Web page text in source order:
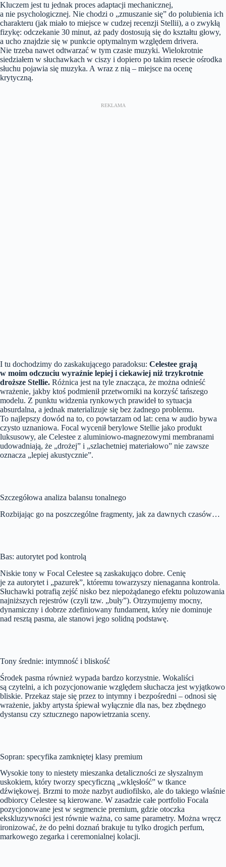
Kluczem jest tu jednak proces adaptacji mechanicznej,
a nie psychologicznej. Nie chodzi o „zmuszanie się” do polubienia ich
charakteru (jak miało to miejsce w cudzej recenzji Stellii), a o zwykłą
fizykę: odczekanie 30 minut, aż pady dostosują się do kształtu głowy,
a ucho znajdzie się w punkcie optymalnym względem drivera.
Nie trzeba nawet odtwarzać w tym czasie muzyki. Wielokrotnie
siedziałem w słuchawkach w ciszy i dopiero po takim resecie ośrodka
słuchu pojawia się muzyka. A wraz z nią – miejsce na ocenę
krytyczną.
I tu dochodzimy do zaskakującego paradoksu: Celestee grają
w moim odczuciu wyraźnie lepiej i ciekawiej niż trzykrotnie
droższe Stellie. Różnica jest na tyle znacząca, że można odnieść
wrażenie, jakby ktoś podmienił przetworniki na korzyść tańszego
modelu. Z punktu widzenia rynkowych prawideł to sytuacja
absurdalna, a jednak materializuje się bez żadnego problemu.
To najlepszy dowód na to, co powtarzam od lat: cena w audio bywa
czysto uznaniowa. Focal wycenił berylowe Stellie jako produkt
luksusowy, ale Celestee z aluminiowo-magnezowymi membranami
udowadniają, że „drożej” i „szlachetniej materiałowo” nie zawsze
oznacza „lepiej akustycznie”.
Szczegółowa analiza balansu tonalnego
Rozbijając go na poszczególne fragmenty, jak za dawnych czasów…
Bas: autorytet pod kontrolą
Niskie tony w Focal Celestee są zaskakująco dobre. Cenię
je za autorytet i „pazurek”, któremu towarzyszy nienaganna kontrola.
Słuchawki potrafią zejść nisko bez niepożądanego efektu poluzowania
najniższych rejestrów (czyli tzw. „buły”). Otrzymujemy mocny,
dynamiczny i dobrze zdefiniowany fundament, który nie dominuje
nad resztą pasma, ale stanowi jego solidną podstawę.
Tony średnie: intymność i bliskość
Środek pasma również wypada bardzo korzystnie. Wokaliści
są czytelni, a ich pozycjonowanie względem słuchacza jest wyjątkowo
bliskie. Przekaz staje się przez to intymny i bezpośredni – odnosi się
wrażenie, jakby artysta śpiewał wyłącznie dla nas, bez zbędnego
dystansu czy sztucznego napowietrzania sceny.
Sopran: specyfika zamkniętej klasy premium
Wysokie tony to niestety mieszanka detaliczności ze słyszalnym
uskokiem, który tworzy specyficzną „wklęsłość” w tkance
dźwiękowej. Brzmi to może nazbyt audiofilsko, ale do takiego właśnie
odbiorcy Celestee są kierowane. W zasadzie całe portfolio Focala
pozycjonowane jest w segmencie premium, gdzie otoczka
ekskluzywności jest równie ważna, co same parametry. Można wręcz
ironizować, że do pełni doznań brakuje tu tylko drogich perfum,
markowego zegarka i ceremonialnej kolacji.